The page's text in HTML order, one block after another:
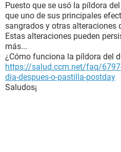
Puesto que se usó la píldora
que uno de sus principales
sangrados y otras alteraciones
Estas alteraciones pueden
más...
¿Cómo funciona la píldora del
https://salud.ccm.net/faq/
dia-despues-o-pastilla-postday
Saludos¡